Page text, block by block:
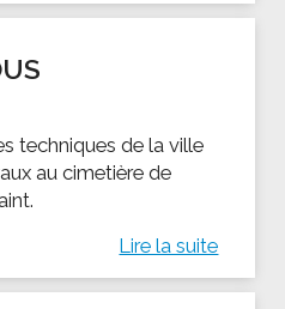
et de
Soleil"
techniques de la ville
au cimetière de
Lire la suite